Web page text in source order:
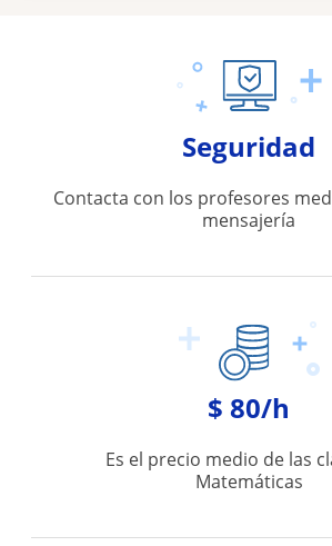
Seguridad
Contacta con los profesores
mensajería
$ 80/h
Es el precio medio de las
Matemáticas